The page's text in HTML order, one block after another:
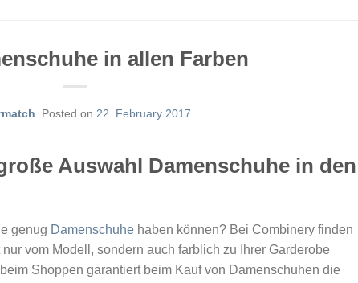
in allen Farben
Posted on 22. February 2017
Auswahl Damenschuhe in den
genug Damenschuhe haben können? Bei Combinery finden
vom Modell, sondern auch farblich zu Ihrer Garderobe
Shoppen garantiert beim Kauf von Damenschuhen die